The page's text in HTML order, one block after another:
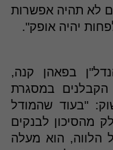
לא תהיה אפשרות
יהיה אופק".
בפאהן קנה,
הקבלנים במסגרת
בשוק: "בעוד שהמודל
מהסיכון לבנקים
הלווה, הוא מעלה